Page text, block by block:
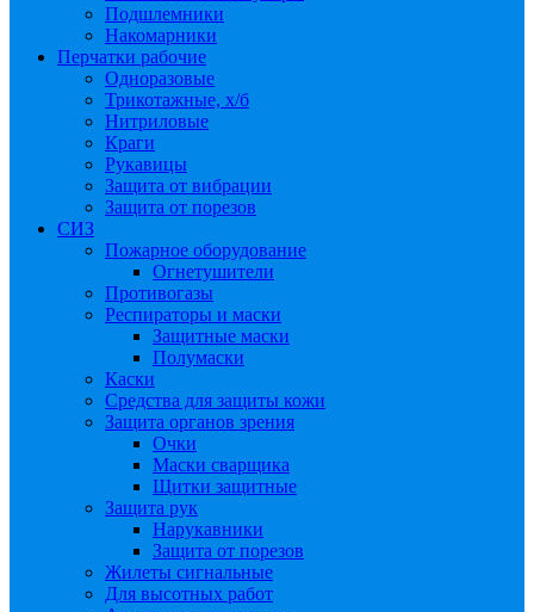
Подшлемники
Накомарники
Перчатки рабочие
Одноразовые
Трикотажные, х/б
Нитриловые
Краги
Рукавицы
Защита от вибрации
Защита от порезов
СИЗ
Пожарное оборудование
Огнетушители
Противогазы
Респираторы и маски
Защитные маски
Полумаски
Каски
Средства для защиты кожи
Защита органов зрения
Очки
Маски сварщика
Щитки защитные
Защита рук
Нарукавники
Защита от порезов
Жилеты сигнальные
Для высотных работ